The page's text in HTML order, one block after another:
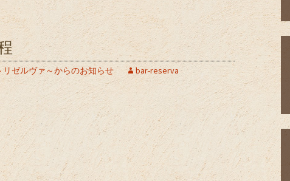
リゼルヴァ～からのお知らせ bar-reserva